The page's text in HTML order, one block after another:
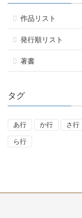
作品リスト
発行順リスト
著書
タグ
あ行 か行 さ行
ら行